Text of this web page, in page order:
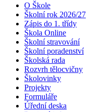
O Škole
Školní rok 2026/27
Zápis do 1. třídy
Škola Online
Školní stravování
Školní poradenství
Školská rada
Rozvrh tělocvičny
Školovinky
Projekty
Formuláře
Úřední deska